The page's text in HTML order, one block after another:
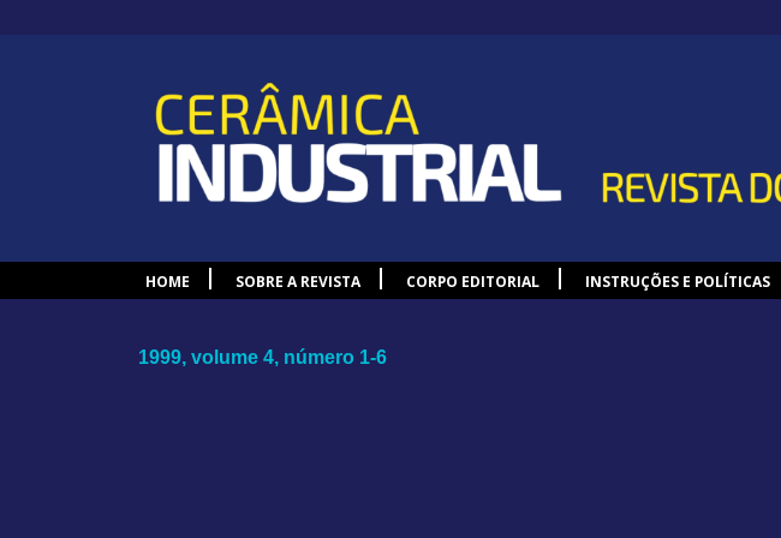
HOME SOBRE A REVISTA CORPO EDITORIAL INSTRUÇÕES E POLÍTICAS
1999, volume 4, número 1-6